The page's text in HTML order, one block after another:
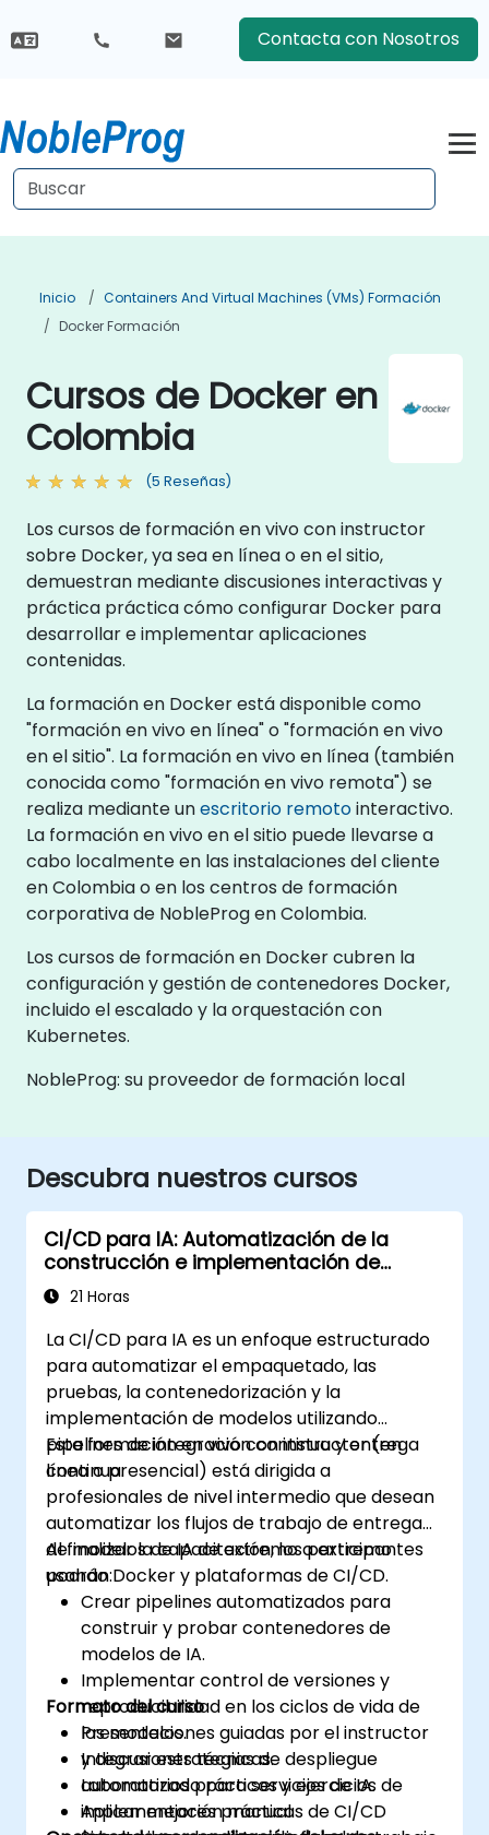
Contacta con Nosotros
Inicio
Containers And Virtual Machines (VMs) Formación
Docker Formación
Cursos de Docker en
Colombia
(5 Reseñas)
Los cursos de formación en vivo con instructor
sobre Docker, ya sea en línea o en el sitio,
demuestran mediante discusiones interactivas y
práctica práctica cómo configurar Docker para
desarrollar e implementar aplicaciones
contenidas.
La formación en Docker está disponible como
"formación en vivo en línea" o "formación en vivo
en el sitio". La formación en vivo en línea (también
conocida como "formación en vivo remota") se
realiza mediante unescritorio remotointeractivo.
La formación en vivo en el sitio puede llevarse a
cabo localmente en las instalaciones del cliente
en Colombia o en los centros de formación
corporativa de NobleProg en Colombia.
Los cursos de formación en Docker cubren la
configuración y gestión de contenedores Docker,
incluido el escalado y la orquestación con
Kubernetes.
NobleProg: su proveedor de formación local
Descubra nuestros cursos
CI/CD para IA: Automatización de la
construcción e implementación de
modelos basados en Docker
21 Horas
La CI/CD para IA es un enfoque estructurado
para automatizar el empaquetado, las
pruebas, la contenedorización y la
implementación de modelos utilizando
pipelines de integración continua y entrega
continua.
Esta formación en vivo con instructor (en
línea o presencial) está dirigida a
profesionales de nivel intermedio que desean
automatizar los flujos de trabajo de entrega
de modelos de IA de extremo a extremo
usando Docker y plataformas de CI/CD.
Al finalizar la capacitación, los participantes
podrán:
Crear pipelines automatizados para
construir y probar contenedores de
modelos de IA.
Implementar control de versiones y
reproducibilidad en los ciclos de vida de
los modelos.
Integrar estrategias de despliegue
automatizado para servicios de IA.
Aplicar mejores prácticas de CI/CD
Formato del curso
Presentaciones guiadas por el instructor
y discusiones técnicas.
Laboratorios prácticos y ejercicios de
implementación manual.